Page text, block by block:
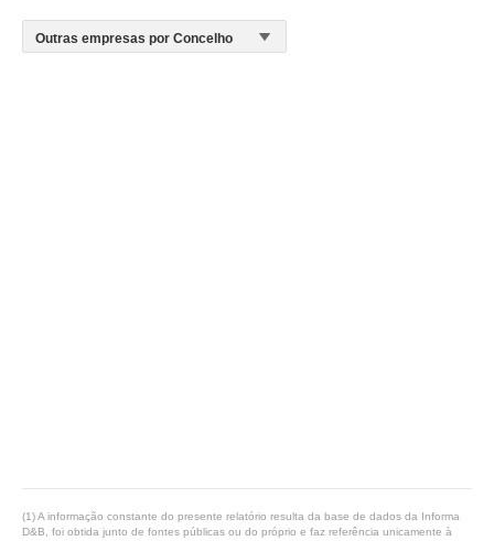
(1) A informação constante do presente relatório resulta da base de dados da Informa
D&B, foi obtida junto de fontes públicas ou do próprio e faz referência unicamente à